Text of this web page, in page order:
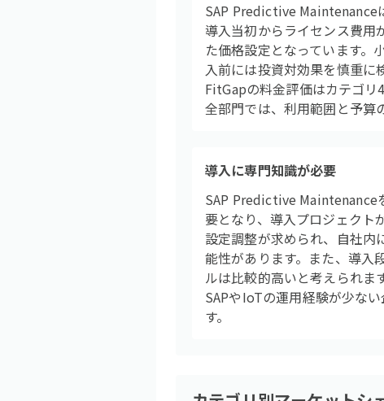
SAP Predictive Maintenance
導入当初からライセンス費用
た価格設定となっています。
入前には投資対効果を慎重に
FitGapの料金評価はカテゴリ
全部門では、利用範囲と予算
導入に専門知識が必要
SAP Predictive Maintenance
要となり、導入プロジェクト
設定調整が求められ、自社内
能性があります。また、導入
ルは比較的高いと考えられま
SAPやIoTの運用経験が少な
す。